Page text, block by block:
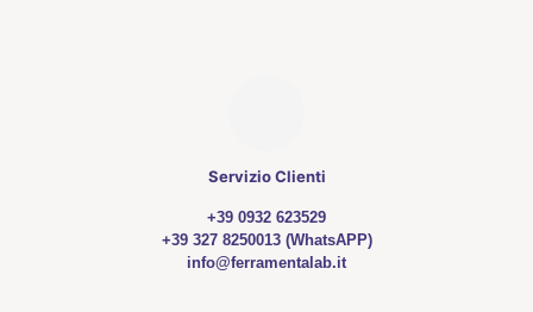
Servizio Clienti
+39 0932 623529
+39 327 8250013 (WhatsAPP)
info@ferramentalab.it